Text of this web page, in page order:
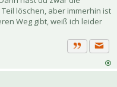
löschen, aber immerhin ist
Weg gibt, weiß ich leider
Zitat